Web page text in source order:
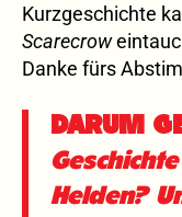
Kurzgeschichte
Scarecrow
Danke fürs
DARUM
Helden?